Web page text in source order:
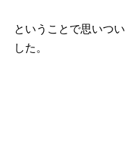
ということで思いつ
した。